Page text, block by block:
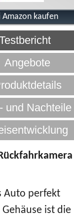
Auto perfekt
ist die